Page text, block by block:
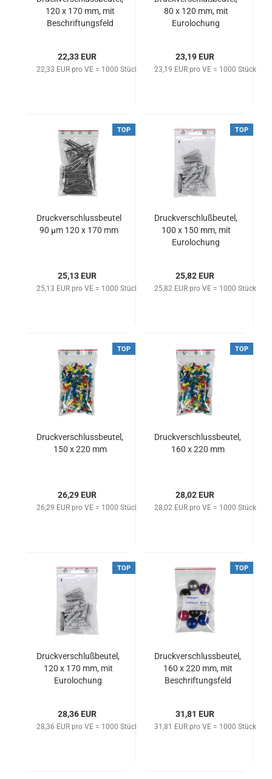
120 x 170 mm, mit
Beschriftungsfeld
22,33 EUR
22,33 EUR pro VE = 1000 Stück
80 x 120 mm, mit
Eurolochung
23,19 EUR
23,19 EUR pro VE = 1000 Stück
TOP
Druckverschlussbeutel
90 µm 120 x 170 mm
25,13 EUR
25,13 EUR pro VE = 1000 Stück
TOP
Druckverschlußbeutel,
100 x 150 mm, mit
Eurolochung
25,82 EUR
25,82 EUR pro VE = 1000 Stück
TOP
Druckverschlussbeutel,
150 x 220 mm
26,29 EUR
26,29 EUR pro VE = 1000 Stück
TOP
Druckverschlussbeutel,
160 x 220 mm
28,02 EUR
28,02 EUR pro VE = 1000 Stück
TOP
Druckverschlußbeutel,
120 x 170 mm, mit
Eurolochung
28,36 EUR
28,36 EUR pro VE = 1000 Stück
TOP
Druckverschlussbeutel,
160 x 220 mm, mit
Beschriftungsfeld
31,81 EUR
31,81 EUR pro VE = 1000 Stück